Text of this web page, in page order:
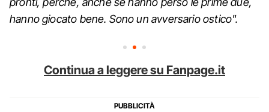
hanno giocato bene. Sono un avversario ostico".
Continua a leggere su Fanpage.it